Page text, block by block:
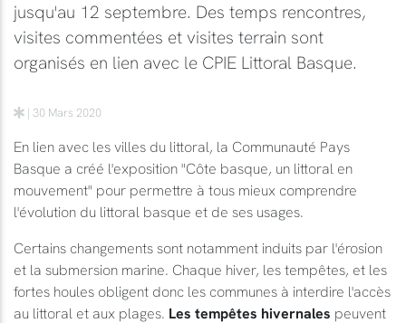
jusqu'au 12 septembre. Des temps rencontres,
visites commentées et visites terrain sont
organisés en lien avec le CPIE Littoral Basque.
| 30 Mars 2020
En lien avec les villes du littoral, la Communauté Pays
Basque a créé l'exposition "Côte basque, un littoral en
mouvement" pour permettre à tous mieux comprendre
l'évolution du littoral basque et de ses usages.
Certains changements sont notamment induits par l'érosion
et la submersion marine. Chaque hiver, les tempêtes, et les
fortes houles obligent donc les communes à interdire l'accès
au littoral et aux plages. Les tempêtes hivernales peuvent